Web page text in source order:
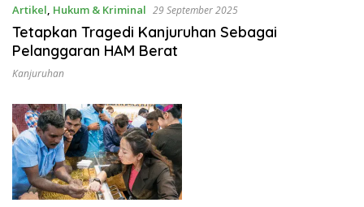
Artikel, Hukum & Kriminal 29 September 2025
Tetapkan Tragedi Kanjuruhan Sebagai
Pelanggaran HAM Berat
Kanjuruhan